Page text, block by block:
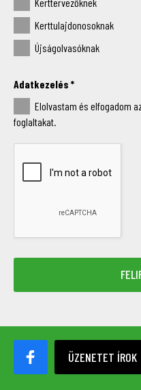
Kerttulajdonosoknak
Újságolvasóknak
Adatkezelés *
Elolvastam és elfogadom
foglaltakat.
ÜZENETET ÍROK